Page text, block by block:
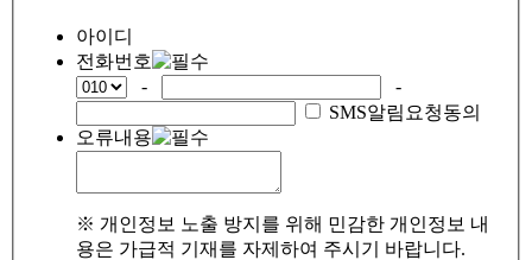
아이디
전화번호
-
-
SMS알림요청동의
오류내용
※ 개인정보 노출 방지를 위해 민감한 개인정보 내
용은 가급적 기재를 자제하여 주시기 바랍니다.